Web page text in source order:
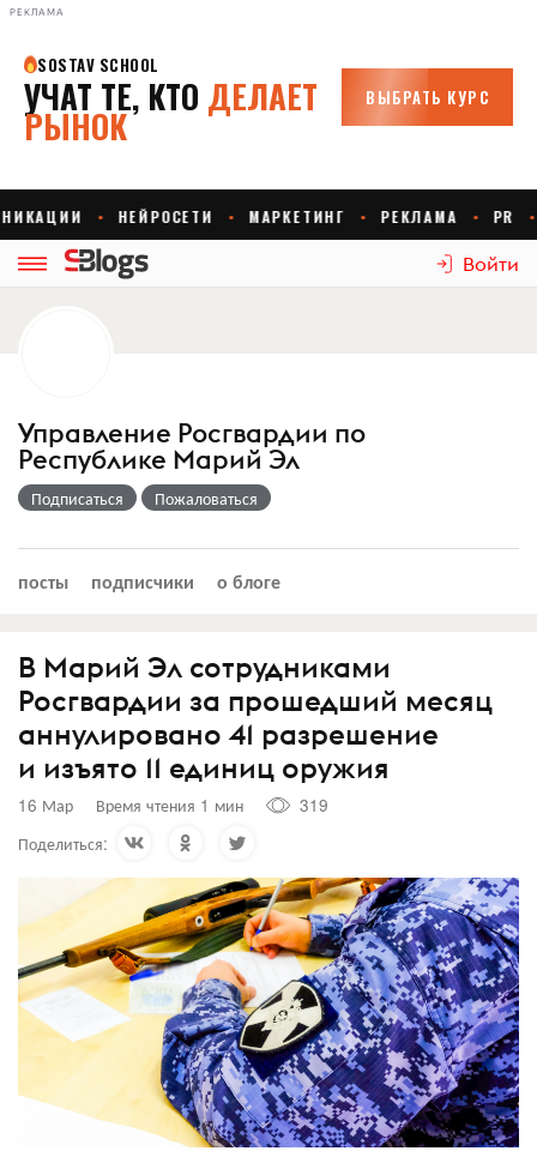
РЕКЛАМА
Войти
Управление Росгвардии по
Республике Марий Эл
Подписаться Пожаловаться
посты подписчики о блоге
В Марий Эл сотрудниками
Росгвардии за прошедший месяц
аннулировано 41 разрешение
и изъято 11 единиц оружия
16 Мар Время чтения 1 мин
319
Поделиться: